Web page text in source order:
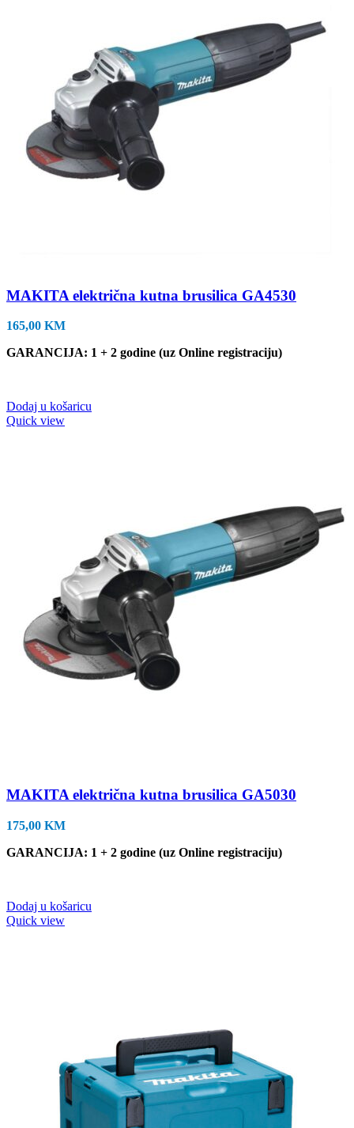
MAKITA električna kutna brusilica GA4530
165,00 KM
GARANCIJA: 1 + 2 godine (uz Online registraciju)
Dodaj u košaricu
Quick view
MAKITA električna kutna brusilica GA5030
175,00 KM
GARANCIJA: 1 + 2 godine (uz Online registraciju)
Dodaj u košaricu
Quick view